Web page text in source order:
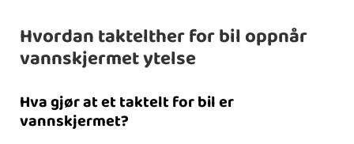
Hvordan taktelther for bil oppnår
vannskjermet ytelse
Hva gjør at et taktelt for bil er
vannskjermet?